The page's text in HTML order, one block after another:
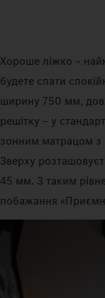
Хороше ліжко –
будете спати
ширину 750 мм,
решітку – у
зонним матрацом з
Зверху
45 мм. З таким
побажання